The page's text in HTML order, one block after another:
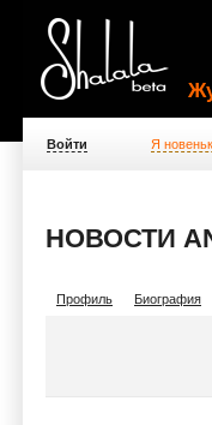
Войти Я
НОВОСТИ
Профиль Биография